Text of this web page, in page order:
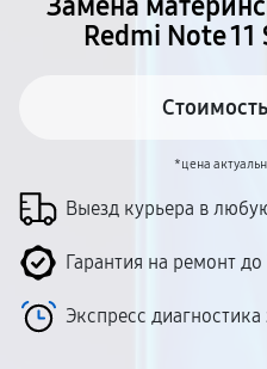
Замена
Redmi Note
*цена
Выезд курьера в
Гарантия на ремонт до
Экспресс диагностика